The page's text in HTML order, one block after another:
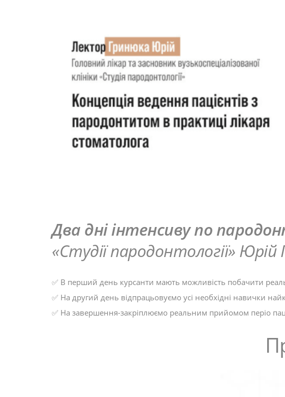
Два дні інтенсиву по
«Студії пародонтології»
✅ В перший день курсанти мають можливість побачити
✅ На другий день відпрацьовуємо усі необхідні навички
✅ На завершення-закріплюємо реальним прийомом періо